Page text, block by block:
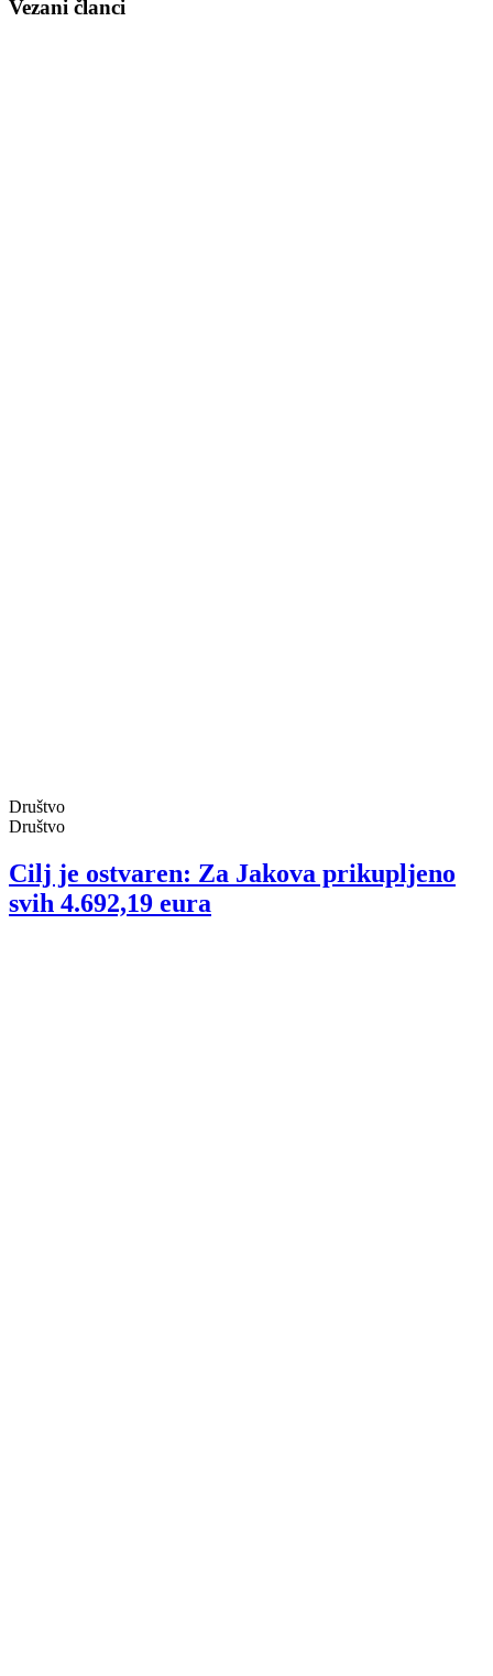
Vezani članci
Društvo
Društvo
Cilj je ostvaren: Za Jakova prikupljeno
svih 4.692,19 eura